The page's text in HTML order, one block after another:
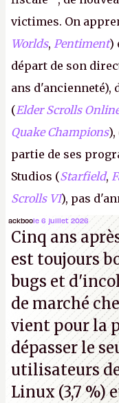
victimes. On
Worlds, Pentiment)
départ de son
ans d'ancienneté),
(Elder Scrolls
Quake Champions),
partie de ses
Studios (Starfield,
Scrolls VI), pas
Microsoft, mais le
de nombreux
ackboole 6 juillet 2026
Cinq ans
est toujours
bugs et
de marché
vient pour la
dépasser le
utilisateurs de
Linux (3,7 %)